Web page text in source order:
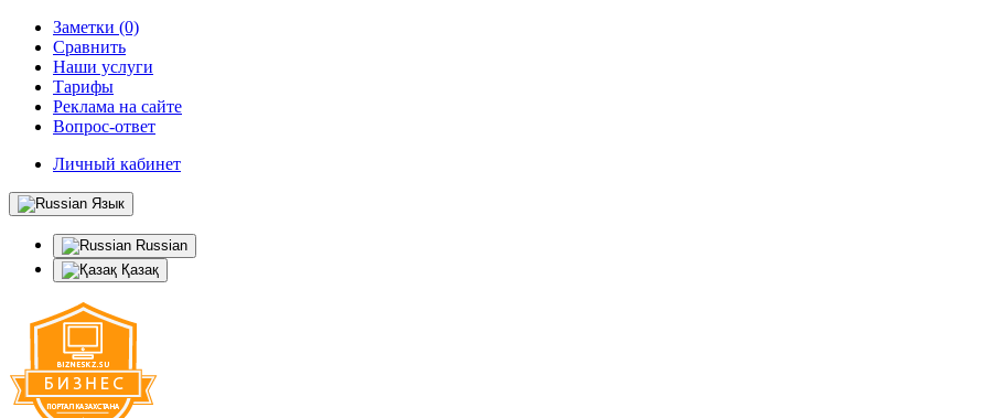
Заметки (0)
Сравнить
Наши услуги
Тарифы
Реклама на сайте
Вопрос-ответ
Личный кабинет
Язык
Russian
Қазақ